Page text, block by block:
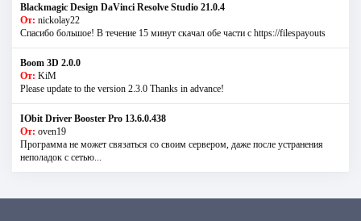
Blackmagic Design DaVinci Resolve Studio 21.0.4
От: nickolay22
Спасибо большое! В течение 15 минут скачал обе части с https://filespayouts
Boom 3D 2.0.0
От: KiM
Please update to the version 2.3.0 Thanks in advance!
IObit Driver Booster Pro 13.6.0.438
От: oven19
Программа не может связаться со своим сервером, даже после устранения
неполадок с сетью...